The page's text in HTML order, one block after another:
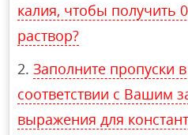
калия, чтобы получить
раствор?
Заполните пропуски
соответствии с Вашим
выражения для